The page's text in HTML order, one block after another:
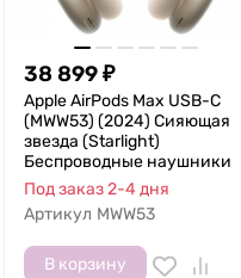
38 899₽
Apple AirPods Max USB-C
(MWW53) (2024) Сияющая
звезда (Starlight)
Беспроводные наушники
Под заказ 2-4 дня
Артикул MWW53
В корзину